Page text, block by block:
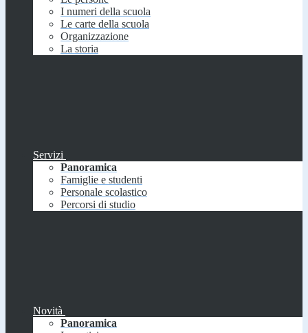
I numeri della scuola
Le carte della scuola
Organizzazione
La storia
Servizi
Panoramica
Famiglie e studenti
Personale scolastico
Percorsi di studio
Novità
Panoramica